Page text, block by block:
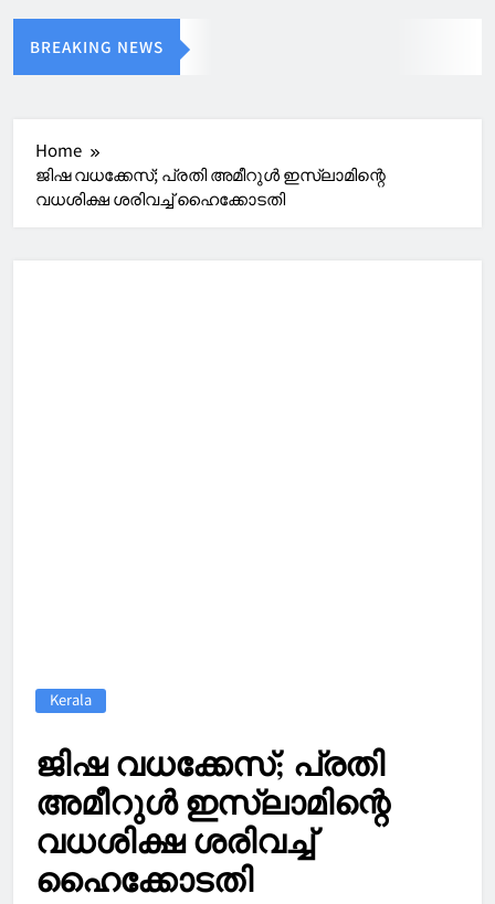
BREAKING NEWS
Home
ജിഷ വധക്കേസ്; പ്രതി അമീറുൾ ഇസ്ലാമിന്റെ
വധശിക്ഷ ശരിവച്ച് ഹൈക്കോടതി
Kerala
ജിഷ വധക്കേസ്; പ്രതി
അമീറുൾ ഇസ്ലാമിന്റെ
വധശിക്ഷ ശരിവച്ച്
ഹൈക്കോടതി